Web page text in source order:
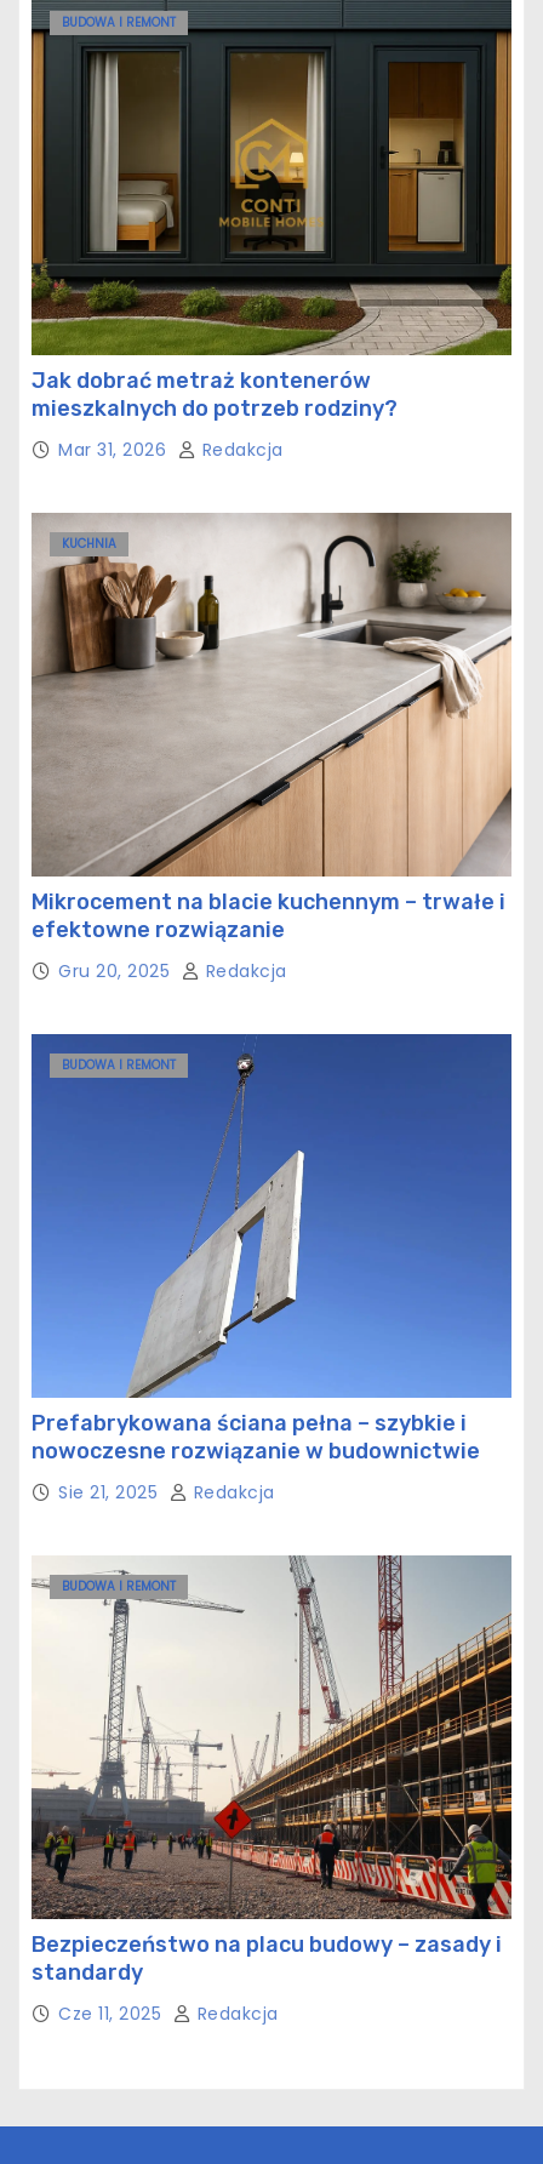
BUDOWA I REMONT
Jak dobrać metraż kontenerów
mieszkalnych do potrzeb rodziny?
Mar 31, 2026 Redakcja
KUCHNIA
Mikrocement na blacie kuchennym – trwałe i
efektowne rozwiązanie
Gru 20, 2025 Redakcja
BUDOWA I REMONT
Prefabrykowana ściana pełna – szybkie i
nowoczesne rozwiązanie w budownictwie
Sie 21, 2025 Redakcja
BUDOWA I REMONT
Bezpieczeństwo na placu budowy – zasady i
standardy
Cze 11, 2025 Redakcja